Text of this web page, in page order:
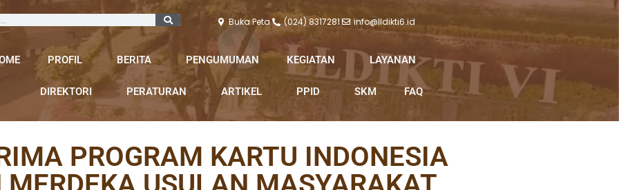
Buka Peta (024) 8317281 info@lldikti6.id
PROFIL BERITA PENGUMUMAN KEGIATAN LAYANAN
DIREKTORI PERATURAN ARTIKEL PPID SKM FAQ
PROGRAM KARTU INDONESIA